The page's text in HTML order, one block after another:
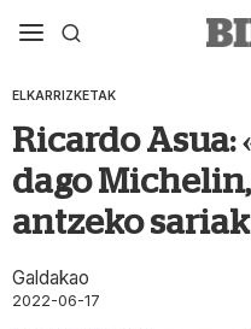
ELKARRIZKETAK
Ricardo Asua:
dago
antzeko
Galdakao
2022-06-17